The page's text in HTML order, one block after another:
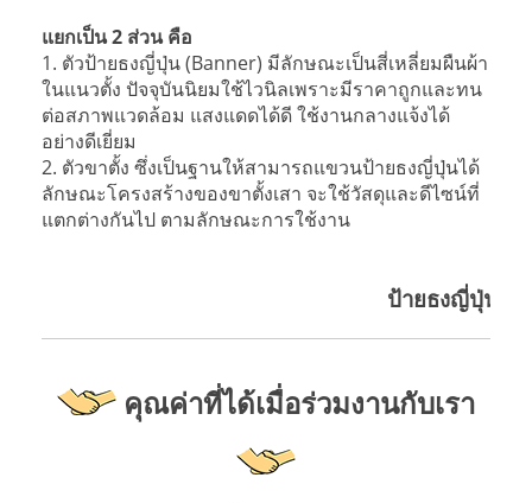
แยกเป็น 2 ส่วน คือ
1. ตัวป้ายธงญี่ปุ่น (Banner) มีลักษณะเป็นสี่เหลี่ยมผืนผ้า
ในแนวตั้ง ปัจจุบันนิยมใช้ไวนิลเพราะมีราคาถูกและทน
ต่อสภาพแวดล้อม แสงแดดได้ดี ใช้งานกลางแจ้งได้
อย่างดีเยี่ยม
2. ตัวขาตั้ง ซึ่งเป็นฐานให้สามารถแขวนป้ายธงญี่ปุ่นได้
ลักษณะโครงสร้างของขาตั้งเสา จะใช้วัสดุและดีไซน์ที่
แตกต่างกันไป ตามลักษณะการใช้งาน
ป้ายธงญี่ปุ่นร้านกาแ
คุณค่าที่ได้เมื่อร่วมงานกับเรา